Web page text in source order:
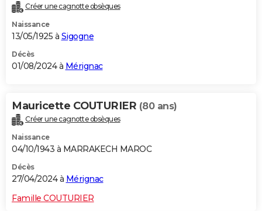
Créer une cagnotte obsèques
Naissance
13/05/1925 à Sigogne
Décès
01/08/2024 à Mérignac
Mauricette COUTURIER (80 ans)
Créer une cagnotte obsèques
Naissance
04/10/1943 à MARRAKECH MAROC
Décès
27/04/2024 à Mérignac
Famille COUTURIER